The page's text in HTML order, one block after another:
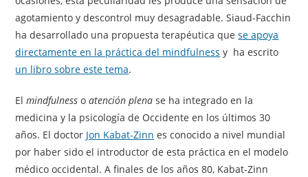
agotamiento y descontrol muy desagradable. Siaud-Facchin
ha desarrollado una propuesta terapéutica quese apoya
directamente en la práctica del mindfulness y ha escrito
un libro sobre este tema.
Elmindfulness oatención plena se ha integrado en la
medicina y la psicología de Occidente en los últimos 30
años. El doctor Jon Kabat-Zinn es conocido a nivel mundial
por haber sido el introductor de esta práctica en el modelo
médico occidental. A finales de los años 80, Kabat-Zinn